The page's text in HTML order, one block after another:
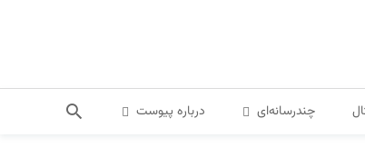
چندرسانه‌ای درباره پیوست